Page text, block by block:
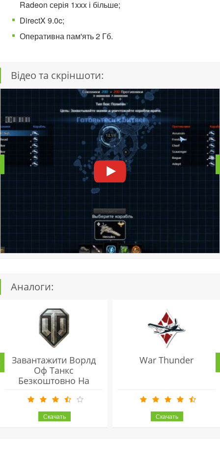
Radeon серія 1xxx і більше;
DirectX 9.0c;
Оперативна пам'ять 2 Гб.
Відео та скріншоти:
Аналоги:
Завантажити Ворлд
Оф Танкс
Безкоштовно На
War Thunder